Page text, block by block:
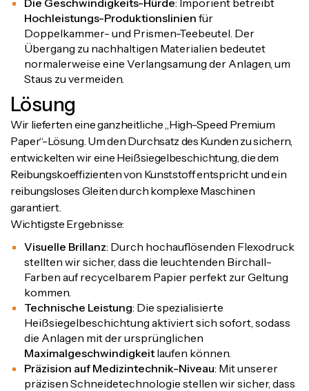
Die Geschwindigkeits-Hürde: Imporient betreibt
Hochleistungs-Produktionslinien für
Doppelkammer- und Prismen-Teebeutel. Der
Übergang zu nachhaltigen Materialien bedeutet
normalerweise eine Verlangsamung der Anlagen, um
Staus zu vermeiden.
Lösung
Wir lieferten eine ganzheitliche „High-Speed Premium
Paper“-Lösung. Um den Durchsatz des Kunden zu sichern,
entwickelten wir eine Heißsiegelbeschichtung, die dem
Reibungskoeffizienten von Kunststoff entspricht und ein
reibungsloses Gleiten durch komplexe Maschinen
garantiert.
Wichtigste Ergebnisse:
Visuelle Brillanz: Durch hochauflösenden Flexodruck
stellten wir sicher, dass die leuchtenden Birchall-
Farben auf recycelbarem Papier perfekt zur Geltung
kommen.
Technische Leistung: Die spezialisierte
Heißsiegelbeschichtung aktiviert sich sofort, sodass
die Anlagen mit der ursprünglichen
Maximalgeschwindigkeit laufen können.
Präzision auf Medizintechnik-Niveau: Mit unserer
präzisen Schneidetechnologie stellen wir sicher, dass